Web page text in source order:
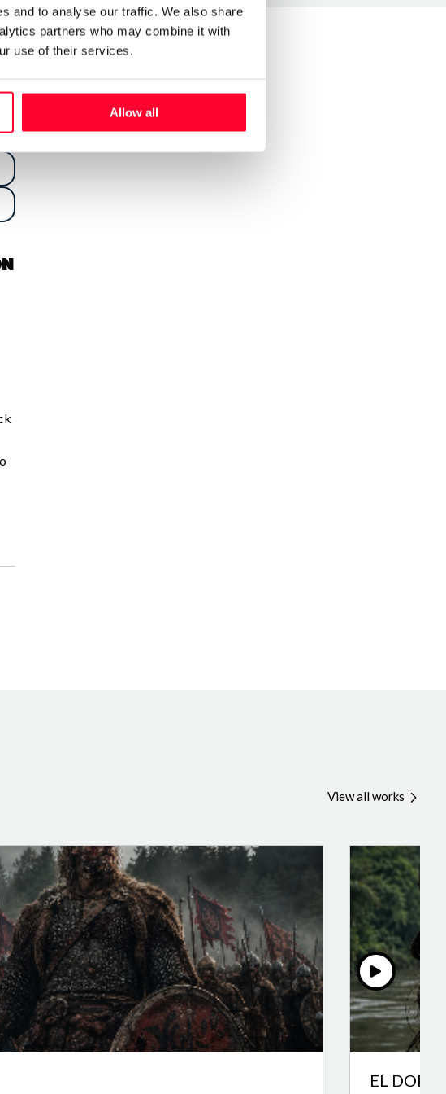
and to analyse our traffic. We also share
partners who may combine it with
use of their services.
Allow all
View all works
EL